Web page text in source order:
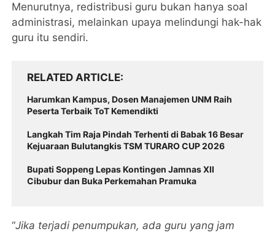
Menurutnya, redistribusi guru bukan hanya soal
administrasi, melainkan upaya melindungi hak-hak
guru itu sendiri.
RELATED ARTICLE
Harumkan Kampus, Dosen Manajemen UNM Raih
Peserta Terbaik ToT Kemendikti
Langkah Tim Raja Pindah Terhenti di Babak 16 Besar
Kejuaraan Bulutangkis TSM TURARO CUP 2026
Bupati Soppeng Lepas Kontingen Jamnas XII
Cibubur dan Buka Perkemahan Pramuka
“Jika terjadi penumpukan, ada guru yang jam